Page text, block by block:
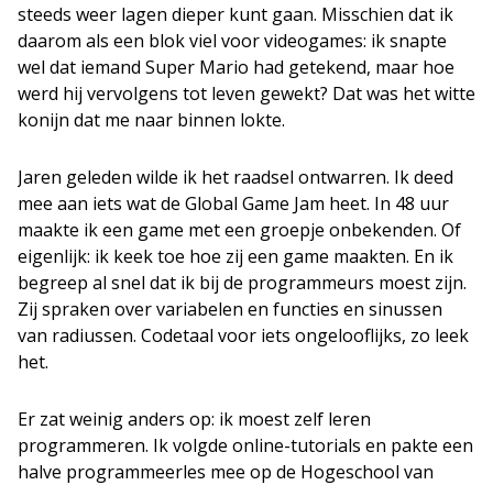
steeds weer lagen dieper kunt gaan. Misschien dat ik
daarom als een blok viel voor videogames: ik snapte
wel dat iemand Super Mario had getekend, maar hoe
werd hij vervolgens tot leven gewekt? Dat was het witte
konijn dat me naar binnen lokte.
Jaren geleden wilde ik het raadsel ontwarren. Ik deed
mee aan iets wat de Global Game Jam heet. In 48 uur
maakte ik een game met een groepje onbekenden. Of
eigenlijk: ik keek toe hoe zij een game maakten. En ik
begreep al snel dat ik bij de programmeurs moest zijn.
Zij spraken over variabelen en functies en sinussen
van radiussen. Codetaal voor iets ongelooflijks, zo leek
het.
Er zat weinig anders op: ik moest zelf leren
programmeren. Ik volgde online-tutorials en pakte een
halve programmeerles mee op de Hogeschool van